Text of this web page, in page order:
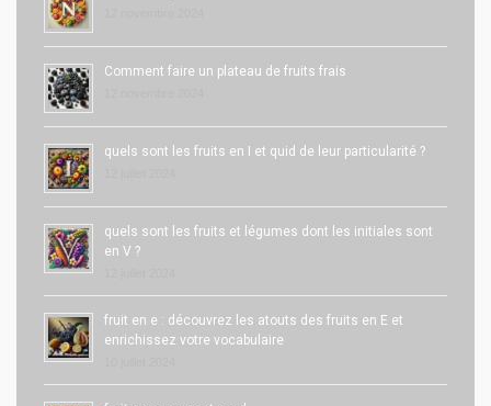
Comment faire un plateau de fruits frais
quels sont les fruits en I et quid de leur particularité ?
quels sont les fruits et légumes dont les initiales sont
en V ?
fruit en e : découvrez les atouts des fruits en E et
enrichissez votre vocabulaire